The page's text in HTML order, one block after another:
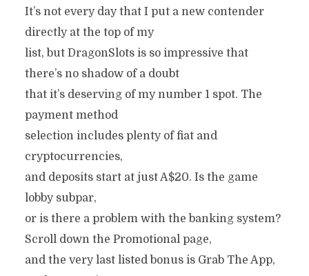
It’s not every day that I put a new contender
directly at the top of my
list, but DragonSlots is so impressive that
there’s no shadow of a doubt
that it’s deserving of my number 1 spot. The
payment method
selection includes plenty of fiat and
cryptocurrencies,
and deposits start at just A$20. Is the game
lobby subpar,
or is there a problem with the banking system?
Scroll down the Promotional page,
and the very last listed bonus is Grab The App,